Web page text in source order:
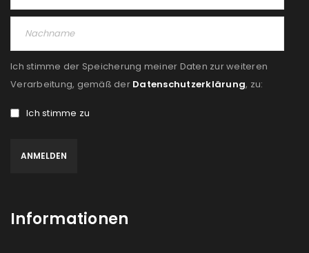
Ich stimme der Speicherung meiner Daten zur weiteren
Verarbeitung, gemäß der Datenschutzerklärung, zu:
Ich stimme zu
Informationen